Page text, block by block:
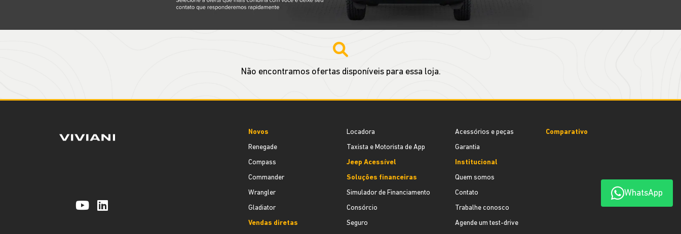
Não encontramos ofertas disponíveis para essa loja.
WhatsApp
Novos
Renegade
Compass
Commander
Wrangler
Gladiator
Vendas diretas
Locadora
Taxista e Motorista de App
Jeep Acessível
Soluções financeiras
Simulador de Financiamento
Consórcio
Seguro
Acessórios e peças
Garantia
Institucional
Quem somos
Contato
Trabalhe conosco
Agende um test-drive
Comparativo